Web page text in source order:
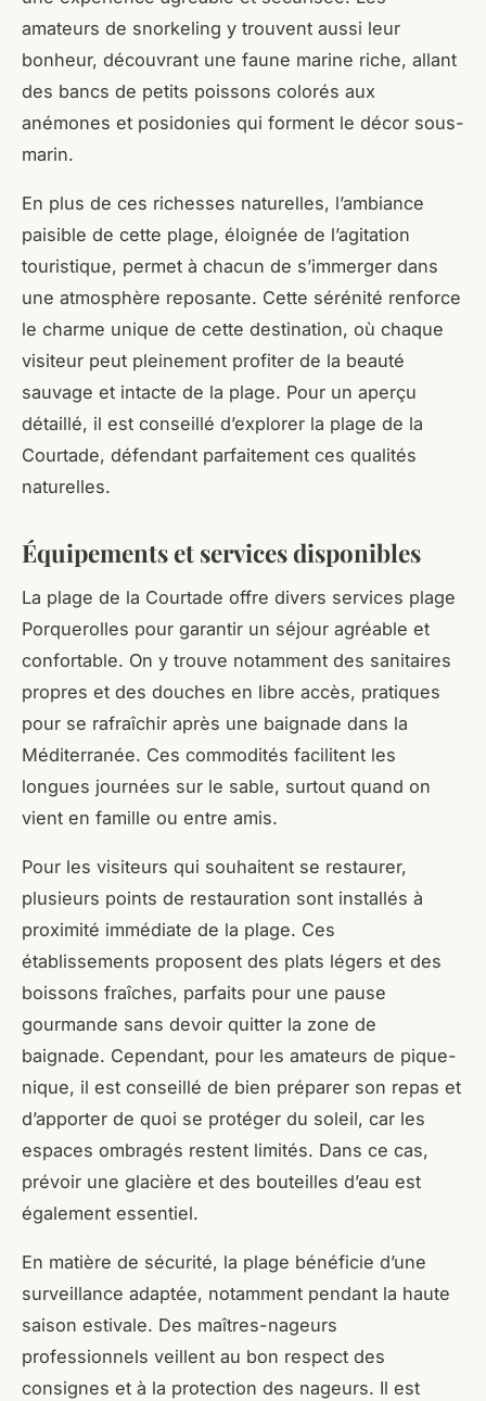
amateurs de snorkeling y trouvent aussi leur
bonheur, découvrant une faune marine riche, allant
des bancs de petits poissons colorés aux
anémones et posidonies qui forment le décor sous-
marin.
En plus de ces richesses naturelles, l’ambiance
paisible de cette plage, éloignée de l’agitation
touristique, permet à chacun de s’immerger dans
une atmosphère reposante. Cette sérénité renforce
le charme unique de cette destination, où chaque
visiteur peut pleinement profiter de la beauté
sauvage et intacte de la plage. Pour un aperçu
détaillé, il est conseillé d’explorer la plage de la
Courtade, défendant parfaitement ces qualités
naturelles.
Équipements et services disponibles
La plage de la Courtade offre divers services plage
Porquerolles pour garantir un séjour agréable et
confortable. On y trouve notamment des sanitaires
propres et des douches en libre accès, pratiques
pour se rafraîchir après une baignade dans la
Méditerranée. Ces commodités facilitent les
longues journées sur le sable, surtout quand on
vient en famille ou entre amis.
Pour les visiteurs qui souhaitent se restaurer,
plusieurs points de restauration sont installés à
proximité immédiate de la plage. Ces
établissements proposent des plats légers et des
boissons fraîches, parfaits pour une pause
gourmande sans devoir quitter la zone de
baignade. Cependant, pour les amateurs de pique-
nique, il est conseillé de bien préparer son repas et
d’apporter de quoi se protéger du soleil, car les
espaces ombragés restent limités. Dans ce cas,
prévoir une glacière et des bouteilles d’eau est
également essentiel.
En matière de sécurité, la plage bénéficie d’une
surveillance adaptée, notamment pendant la haute
saison estivale. Des maîtres-nageurs
professionnels veillent au bon respect des
consignes et à la protection des nageurs. Il est